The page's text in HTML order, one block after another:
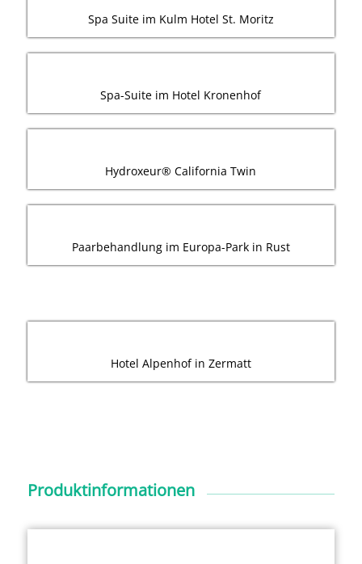
Spa Suite im Kulm Hotel St. Moritz
Spa-Suite im Hotel Kronenhof
Hydroxeur® California Twin
Paarbehandlung im Europa-Park in Rust
Hotel Alpenhof in Zermatt
Produktinformationen